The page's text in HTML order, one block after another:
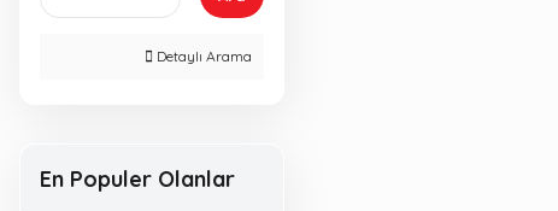
Detaylı Arama
En Populer Olanlar